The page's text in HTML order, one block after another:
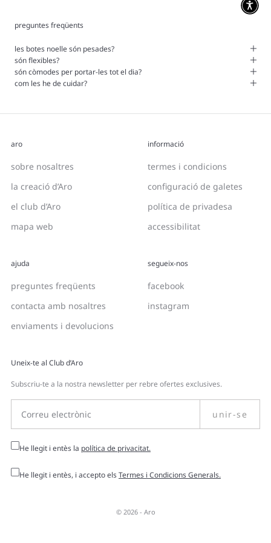
preguntes freqüents
les botes noelle són pesades?
són flexibles?
són còmodes per portar-les tot el dia?
com les he de cuidar?
aro
sobre nosaltres
la creació d’Aro
el club d’Aro
mapa web
informació
termes i condicions
configuració de galetes
política de privadesa
accessibilitat
ajuda
preguntes freqüents
contacta amb nosaltres
enviaments i devolucions
segueix-nos
facebook
instagram
Uneix-te al Club d’Aro
Subscriu-te a la nostra newsletter per rebre ofertes exclusives.
unir-se
He llegit i entès la política de privacitat.
He llegit i entès, i accepto elsTermes i Condicions Generals.
© 2026 - Aro